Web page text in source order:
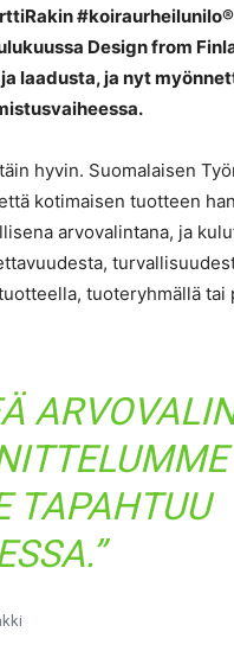
Design from
laadusta, ja nyt
hyvin. Suomalaisen
kotimaisen tuotteen
arvovalintana, ja
tuoteryhmällä tai
TAPAHTUU